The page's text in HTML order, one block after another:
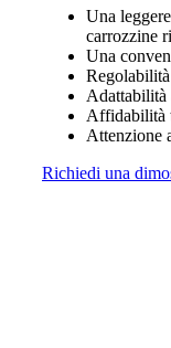
Una
carrozzine
Una
Adattabilità
Affidabilità
Attenzione
Richiedi una